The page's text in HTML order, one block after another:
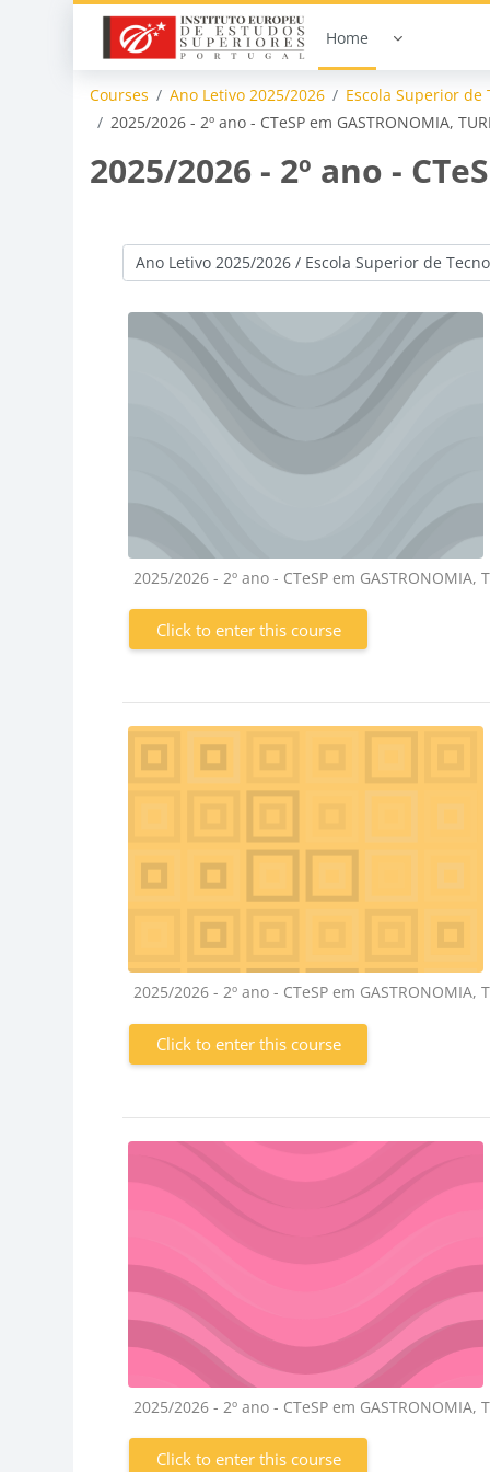
Skip to main content
Home
Courses Ano Letivo 2025/2026 Escola Superior de
2025/2026 - 2º ano - CTeSP em GASTRONOMIA,
2025/2026 - 2º ano -
Course categories
Course category
2025/2026 - 2º ano - CTeSP em GASTRONOMIA,
Click to enter this course
Course category
2025/2026 - 2º ano - CTeSP em GASTRONOMIA,
Click to enter this course
Course category
2025/2026 - 2º ano - CTeSP em GASTRONOMIA,
Click to enter this course